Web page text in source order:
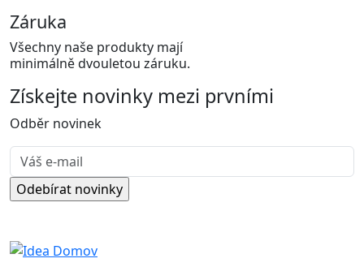
Záruka
Všechny naše produkty mají
minimálně dvouletou záruku.
Získejte novinky mezi prvními
Odběr novinek